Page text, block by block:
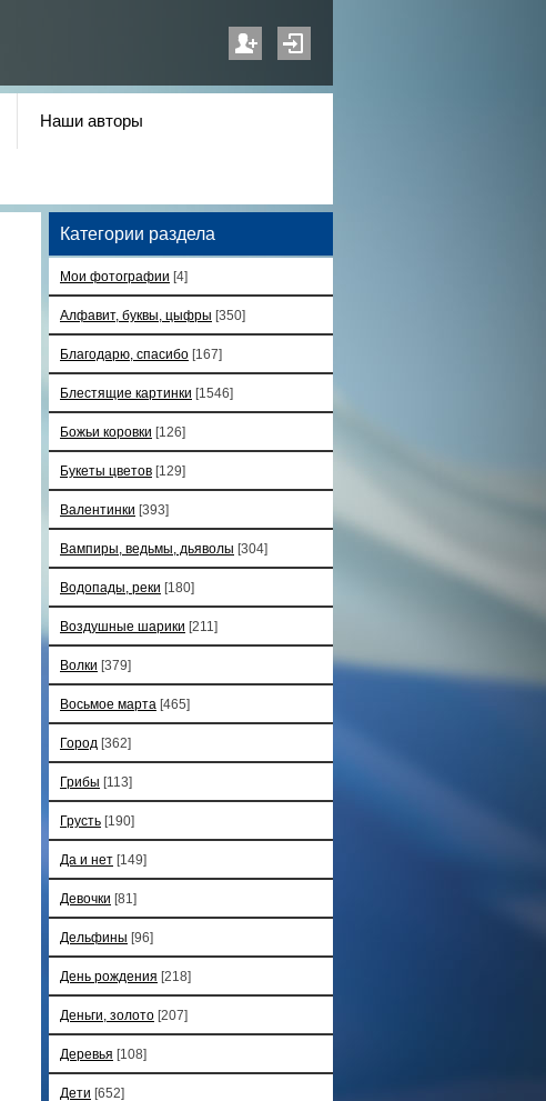
Наши авторы
Категории раздела
Мои фотографии [4]
Алфавит, буквы, цыфры [350]
Благодарю, спасибо [167]
Блестящие картинки [1546]
Божьи коровки [126]
Букеты цветов [129]
Валентинки [393]
Вампиры, ведьмы, дьяволы [304]
Водопады, реки [180]
Воздушные шарики [211]
Волки [379]
Восьмое марта [465]
Город [362]
Грибы [113]
Грусть [190]
Да и нет [149]
Девочки [81]
Дельфины [96]
День рождения [218]
Деньги, золото [207]
Деревья [108]
Дети [652]